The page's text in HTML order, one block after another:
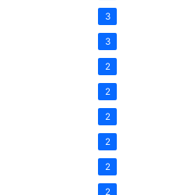
3
3
2
2
2
2
2
2